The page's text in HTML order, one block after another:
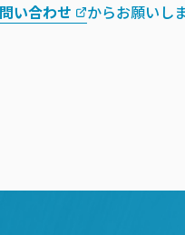
い合わせ からお願いしま